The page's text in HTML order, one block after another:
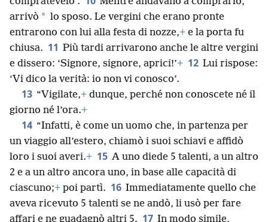
arrivò * lo sposo. Le vergini che erano pronte
entrarono con lui alla festa di nozze,+ e la porta fu
chiusa. 11 Più tardi arrivarono anche le altre vergini
e dissero: ‘Signore, signore, aprici!’+ 12 Lui rispose:
‘Vi dico la verità: io non vi conosco’.
13 “Vigilate,+ dunque, perché non conoscete né il
giorno né l’ora.+
14 “Infatti, è come un uomo che, in partenza per
un viaggio all’estero, chiamò i suoi schiavi e affidò
loro i suoi averi.+ 15 A uno diede 5 talenti, a un altro
2 e a un altro ancora uno, in base alle capacità di
ciascuno;+ poi partì. 16 Immediatamente quello che
aveva ricevuto 5 talenti se ne andò, li usò per fare
affari e ne guadagnò altri 5. 17 In modo simile,